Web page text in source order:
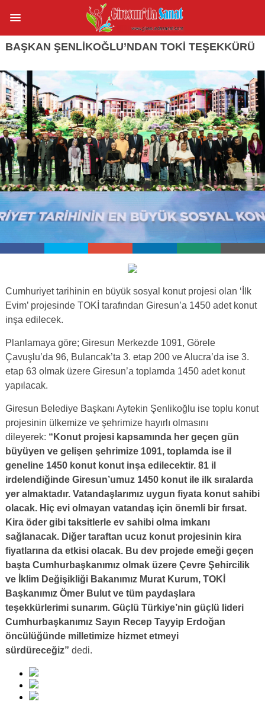
BAŞKAN ŞENLİKOĞLU’NDAN TOKİ TEŞEKKÜRÜ
Cumhuriyet tarihinin en büyük sosyal konut projesi olan ‘İlk
Evim’ projesinde TOKİ tarafından Giresun’a 1450 adet konut
inşa edilecek.
Planlamaya göre; Giresun Merkezde 1091, Görele
Çavuşlu’da 96, Bulancak’ta 3. etap 200 ve Alucra’da ise 3.
etap 63 olmak üzere Giresun’a toplamda 1450 adet konut
yapılacak.
Giresun Belediye Başkanı Aytekin Şenlikoğlu ise toplu konut
projesinin ülkemize ve şehrimize hayırlı olmasını
dileyerek: “Konut projesi kapsamında her geçen gün
büyüyen ve gelişen şehrimize 1091, toplamda ise il
geneline 1450 konut konut inşa edilecektir. 81 il
irdelendiğinde Giresun’umuz 1450 konut ile ilk sıralarda
yer almaktadır. Vatandaşlarımız uygun fiyata konut sahibi
olacak. Hiç evi olmayan vatandaş için önemli bir fırsat.
Kira öder gibi taksitlerle ev sahibi olma imkanı
sağlanacak. Diğer taraftan ucuz konut projesinin kira
fiyatlarına da etkisi olacak. Bu dev projede emeği geçen
başta Cumhurbaşkanımız olmak üzere Çevre Şehircilik
ve İklim Değişikliği Bakanımız Murat Kurum, TOKİ
Başkanımız Ömer Bulut ve tüm paydaşlara
teşekkürlerimi sunarım. Güçlü Türkiye’nin güçlü lideri
Cumhurbaşkanımız Sayın Recep Tayyip Erdoğan
öncülüğünde milletimize hizmet etmeyi
sürdüreceğiz” dedi.